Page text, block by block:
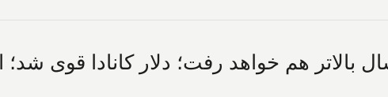
بالاتر هم خواهد رفت؛ دلار کانادا قوی